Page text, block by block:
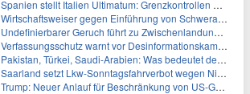
Spanien stellt Italien Ultimatum: Grenzkontrollen beenden
Wirtschaftsweiser gegen Einführung von Schwerarbeiter-Rente
Undefinierbarer Geruch führt zu Zwischenlandung von Flieger
Verfassungsschutz warnt vor Desinformationskampagne gegen Merz
Pakistan, Türkei, Saudi-Arabien: Was bedeutet der neue Pakt?
Saarland setzt Lkw-Sonntagsfahrverbot wegen Niedrigwasser aus
Trump: Neuer Anlauf für Beschränkung von US-Geburtsrecht